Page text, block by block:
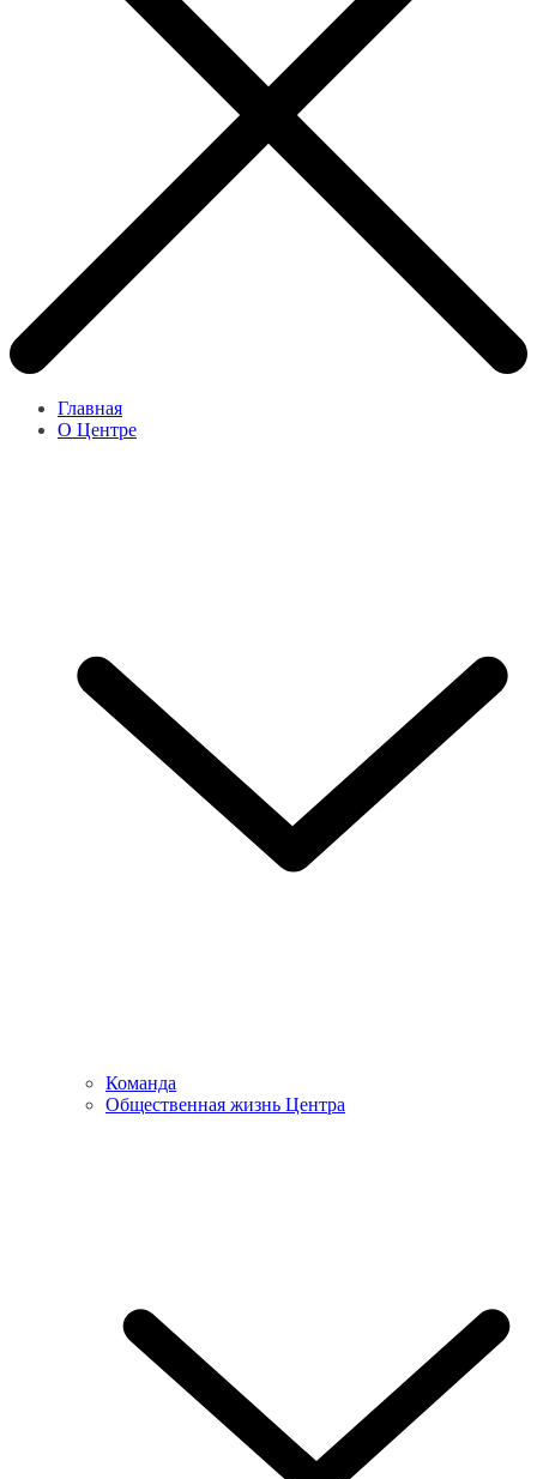
Главная
О Центре
Команда
Общественная жизнь Центра